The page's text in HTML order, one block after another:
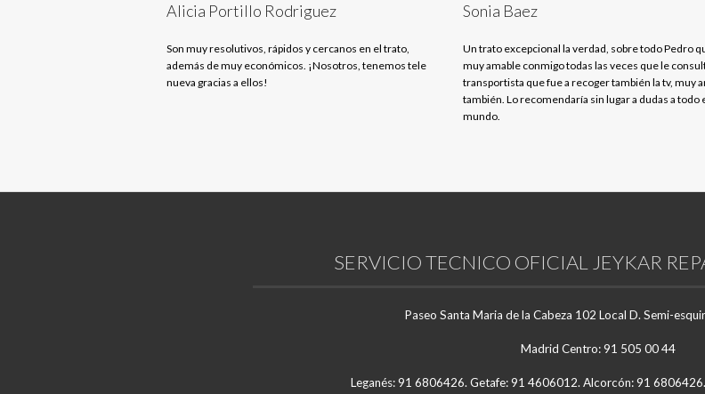
Alicia Portillo Rodriguez
Son muy resolutivos, rápidos y cercanos en el trato,
además de muy económicos. ¡Nosotros, tenemos tele
nueva gracias a ellos!
Sonia Baez
Un trato excepcional la verdad, sobre todo Pedro
muy amable conmigo todas las veces que le
transportista que fue a recoger también la tv, muy
también. Lo recomendaría sin lugar a dudas a todo
mundo.
SERVICIO TECNICO OFICIAL JEYKAR
Paseo Santa Maria de la Cabeza 102 Local D. Semi-
Madrid Centro: 91 505 00 44
Leganés: 91 6806426. Getafe: 91 4606012. Alcorcón: 91